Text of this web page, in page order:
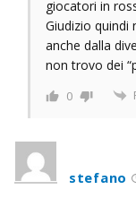
giocatori in
Giudizio
anche dalla
non trovo dei
0
stefano